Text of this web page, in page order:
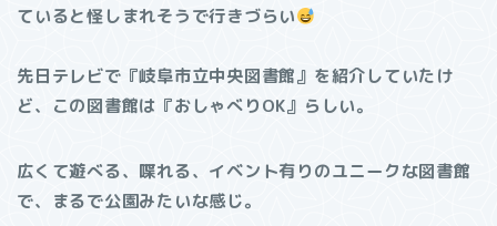
ていると怪しまれそうで行きづらい
先日テレビで『岐阜市立中央図書館』を紹介していたけ
ど、この図書館は『おしゃべりOK』らしい。
広くて遊べる、喋れる、イベント有りのユニークな図書館
で、まるで公園みたいな感じ。